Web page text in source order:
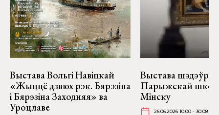
Выстава Вольгі Навіцкай
«Жыццё дзвюх рэк. Бярэзіна
і Бярэзіна Заходняя» ва
Уроцлаве
Выстава шэдэўраў
Парыжскай
Мінску
26.06.2026 10:00 -